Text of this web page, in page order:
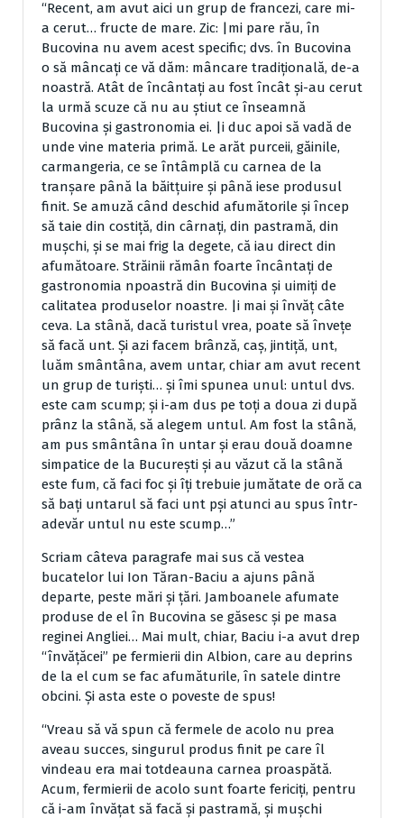
“Recent, am avut aici un grup de francezi, care mi-
a cerut… fructe de mare. Zic: |mi pare rău, în
Bucovina nu avem acest specific; dvs. în Bucovina
o să mâncaţi ce vă dăm: mâncare tradiţională, de-a
noastră. Atât de încântaţi au fost încât şi-au cerut
la urmă scuze că nu au ştiut ce înseamnă
Bucovina şi gastronomia ei. |i duc apoi să vadă de
unde vine materia primă. Le arăt purceii, găinile,
carmangeria, ce se întâmplă cu carnea de la
tranşare până la băitţuire şi până iese produsul
finit. Se amuză când deschid afumătorile şi încep
să taie din costiţă, din cârnaţi, din pastramă, din
muşchi, şi se mai frig la degete, că iau direct din
afumătoare. Străinii rămân foarte încântaţi de
gastronomia npoastră din Bucovina şi uimiţi de
calitatea produselor noastre. |i mai şi învăţ câte
ceva. La stână, dacă turistul vrea, poate să înveţe
să facă unt. Şi azi facem brânză, caş, jintiţă, unt,
luăm smântâna, avem untar, chiar am avut recent
un grup de turişti… şi îmi spunea unul: untul dvs.
este cam scump; şi i-am dus pe toţi a doua zi după
prânz la stână, să alegem untul. Am fost la stână,
am pus smântâna în untar şi erau două doamne
simpatice de la Bucureşti şi au văzut că la stână
este fum, că faci foc şi îţi trebuie jumătate de oră ca
să baţi untarul să faci unt pşi atunci au spus într-
adevăr untul nu este scump…”
Scriam câteva paragrafe mai sus că vestea
bucatelor lui Ion Tăran-Baciu a ajuns până
departe, peste mări şi ţări. Jamboanele afumate
produse de el în Bucovina se găsesc şi pe masa
reginei Angliei… Mai mult, chiar, Baciu i-a avut drep
“învăţăcei” pe fermierii din Albion, care au deprins
de la el cum se fac afumăturile, în satele dintre
obcini. Şi asta este o poveste de spus!
“Vreau să vă spun că fermele de acolo nu prea
aveau succes, singurul produs finit pe care îl
vindeau era mai totdeauna carnea proaspătă.
Acum, fermierii de acolo sunt foarte fericiţi, pentru
că i-am învăţat să facă şi pastramă, şi muşchi